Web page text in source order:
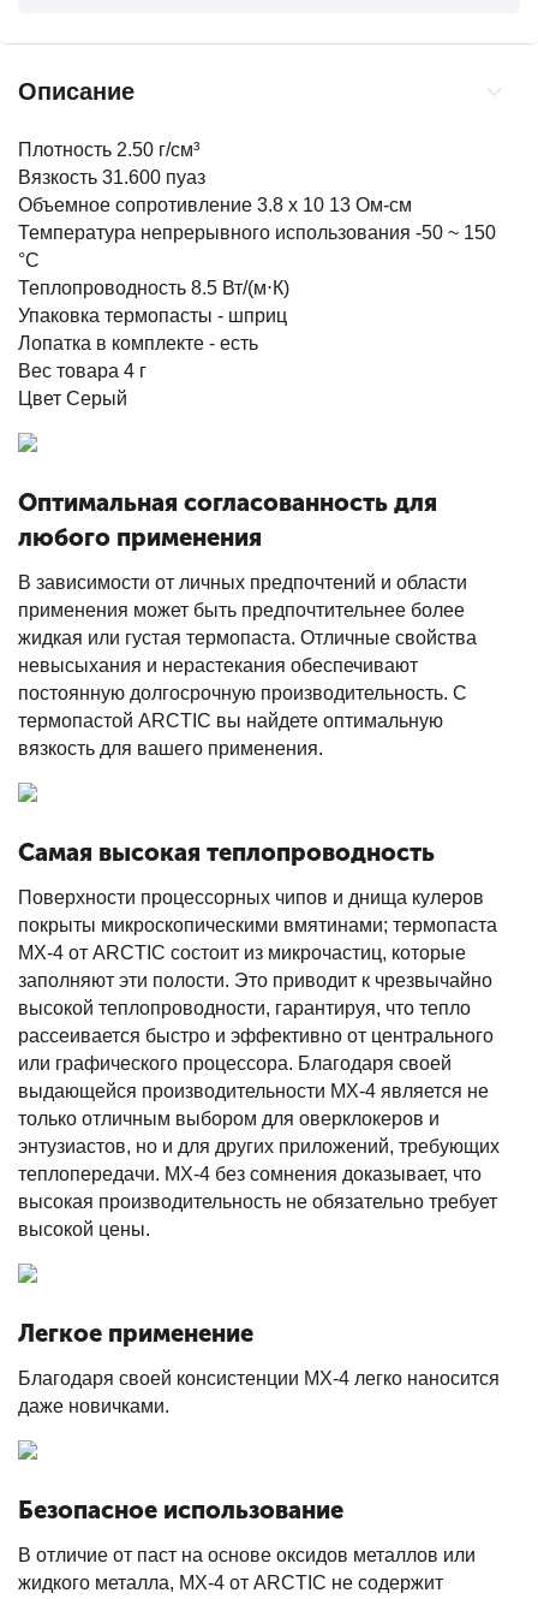
Описание
Плотность 2.50 г/см³
Вязкость 31.600 пуаз
Объемное сопротивление 3.8 x 10 13 Ом-см
Температура непрерывного использования -50 ~ 150
°С
Теплопроводность 8.5 Вт/(м⋅К)
Упаковка термопасты - шприц
Лопатка в комплекте - есть
Вес товара 4 г
Цвет Серый
Оптимальная согласованность для
любого применения
В зависимости от личных предпочтений и области
применения может быть предпочтительнее более
жидкая или густая термопаста. Отличные свойства
невысыхания и нерастекания обеспечивают
постоянную долгосрочную производительность. С
термопастой ARCTIC вы найдете оптимальную
вязкость для вашего применения.
Самая высокая теплопроводность
Поверхности процессорных чипов и днища кулеров
покрыты микроскопическими вмятинами; термопаста
MX-4 от ARCTIC состоит из микрочастиц, которые
заполняют эти полости. Это приводит к чрезвычайно
высокой теплопроводности, гарантируя, что тепло
рассеивается быстро и эффективно от центрального
или графического процессора. Благодаря своей
выдающейся производительности MX-4 является не
только отличным выбором для оверклокеров и
энтузиастов, но и для других приложений, требующих
теплопередачи. MX-4 без сомнения доказывает, что
высокая производительность не обязательно требует
высокой цены.
Легкое применение
Благодаря своей консистенции MX-4 легко наносится
даже новичками.
Безопасное использование
В отличие от паст на основе оксидов металлов или
жидкого металла, MX-4 от ARCTIC не содержит